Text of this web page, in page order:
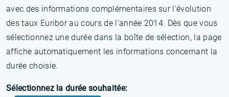
avec des informations complémentaires sur l'évolution
des taux Euribor au cours de l'année 2014. Dès que vous
sélectionnez une durée dans la boîte de sélection, la page
affiche automatiquement les informations concernant la
durée choisie.
Sélectionnez la durée souhaitée: